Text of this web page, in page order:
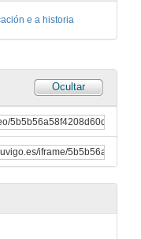
e a historia
Ocultar